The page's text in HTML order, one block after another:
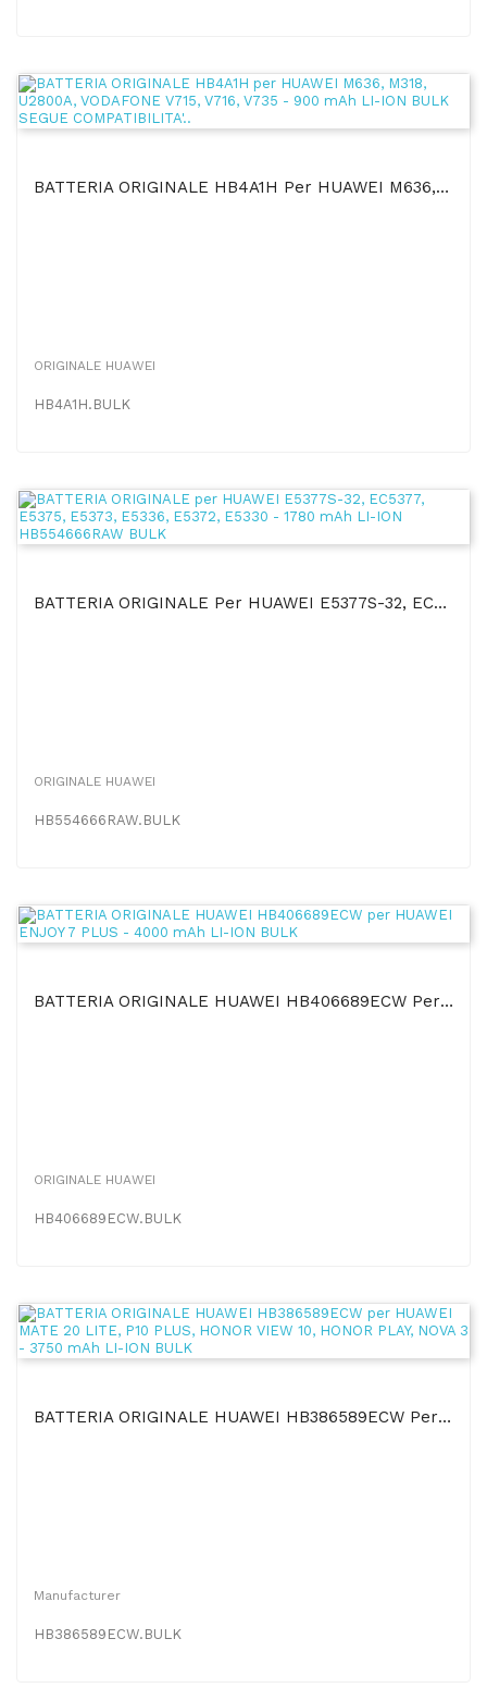
BATTERIA ORIGINALE HB4A1H Per HUAWEI M636, M318, U2800A, VODAFONE V715, V716, V735 - 900 MAh...
ORIGINALE HUAWEI
HB4A1H.BULK
BATTERIA ORIGINALE Per HUAWEI E5377S-32, EC5377, E5375, E5373, E5336, E5372, E5330 - 1780 MAh...
ORIGINALE HUAWEI
HB554666RAW.BULK
BATTERIA ORIGINALE HUAWEI HB406689ECW Per HUAWEI ENJOY 7 PLUS - 4000 MAh LI-ION BULK
ORIGINALE HUAWEI
HB406689ECW.BULK
BATTERIA ORIGINALE HUAWEI HB386589ECW Per HUAWEI MATE 20 LITE, P10 PLUS, HONOR VIEW 10, HONOR...
Manufacturer
HB386589ECW.BULK